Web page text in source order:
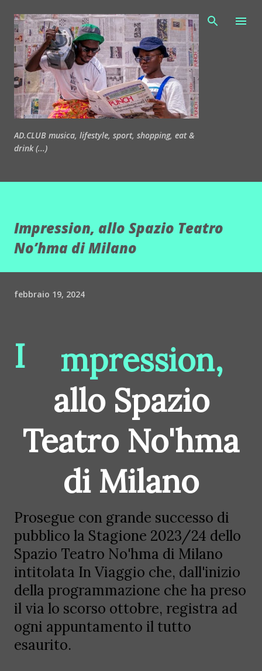
Passa ai contenuti principali
AD.CLUB musica, lifestyle, sport, shopping, eat &
drink (...)
Impression, allo Spazio Teatro
No’hma di Milano
febbraio 19, 2024
I
mpression,
allo Spazio
Teatro No'hma
di Milano
Prosegue con grande successo di
pubblico la Stagione 2023/24 dello
Spazio Teatro No'hma di Milano
intitolata In Viaggio che, dall'inizio
della programmazione che ha preso
il via lo scorso ottobre, registra ad
ogni appuntamento il tutto
esaurito.